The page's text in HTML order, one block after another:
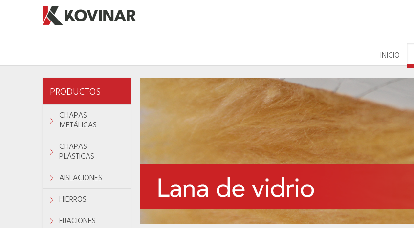
INICIO
PRODUCTOS
CHAPAS
METÁLICAS
CHAPAS
PLÁSTICAS
AISLACIONES
HIERROS
FIJACIONES